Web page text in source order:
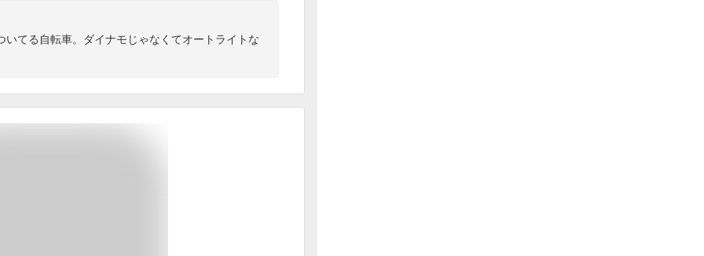
いてる自転車。ダイナモじゃなくてオートライトな